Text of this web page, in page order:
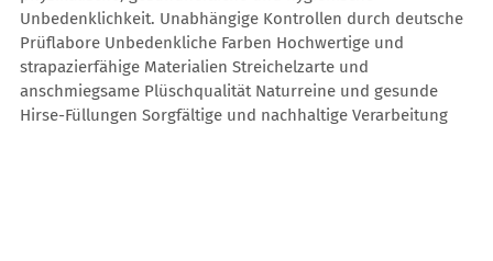
Unbedenklichkeit. Unabhängige Kontrollen durch deutsche
Prüflabore Unbedenkliche Farben Hochwertige und
strapazierfähige Materialien Streichelzarte und
anschmiegsame Plüschqualität Naturreine und gesunde
Hirse-Füllungen Sorgfältige und nachhaltige Verarbeitung